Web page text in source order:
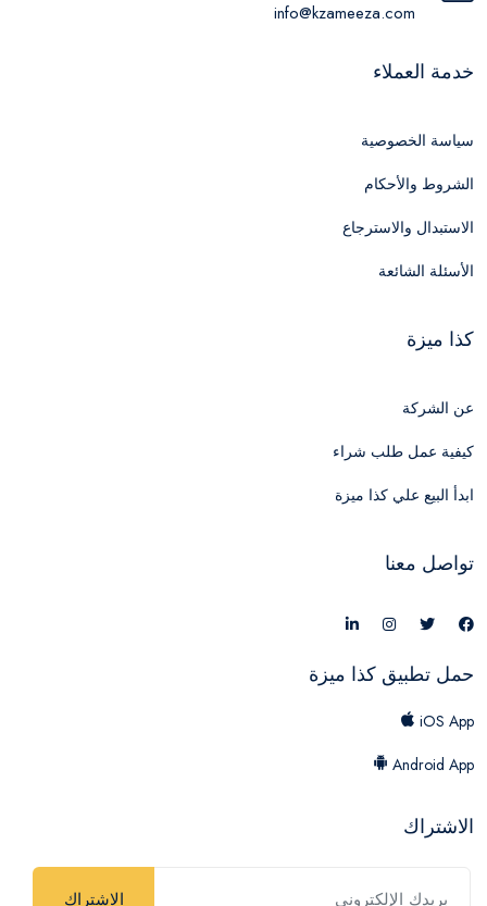
info@kzameeza.com
خدمة العملاء
سياسة الخصوصية
الشروط والأحكام
الاستبدال والاسترجاع
الأسئلة الشائعة
كذا ميزة
عن الشركة
كيفية عمل طلب شراء
ابدأ البيع علي كذا ميزة
تواصل معنا
حمل تطبيق كذا ميزة
iOS App
Android App
الاشتراك
الاشتراك